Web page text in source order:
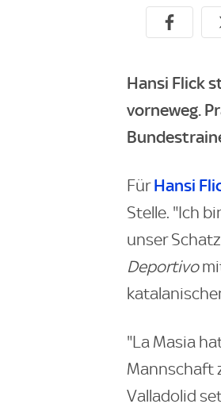
Hansi Flick
vorneweg.
FürHansi
Stelle. "Ich
unser
Deportivo
"La Masia
Mannschaft
Valladolid